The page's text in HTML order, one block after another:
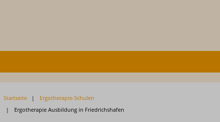
Startseite
Ergotherapie-Schulen
Ergotherapie Ausbildung in Friedrichshafen